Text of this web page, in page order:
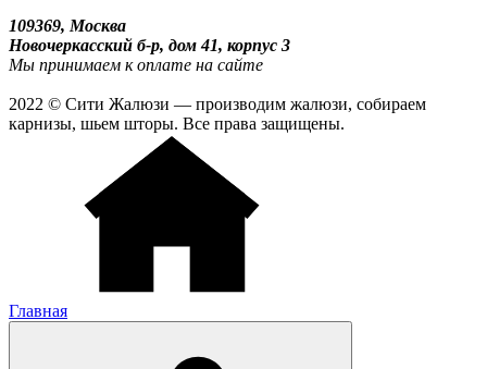
109369, Москва
Новочеркасский б-р, дом 41, корпус 3
Мы принимаем к оплате на сайте
2022 © Сити Жалюзи — производим жалюзи, собираем
карнизы, шьем шторы. Все права защищены.
Главная